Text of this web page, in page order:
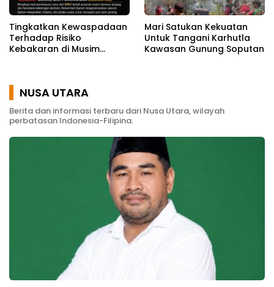
Tingkatkan Kewaspadaan
Terhadap Risiko
Kebakaran di Musim
Mari Satukan Kekuatan
Untuk Tangani Karhutla
Kawasan Gunung Soputan
NUSA UTARA
Berita dan informasi terbaru dari Nusa Utara, wilayah
perbatasan Indonesia-Filipina.